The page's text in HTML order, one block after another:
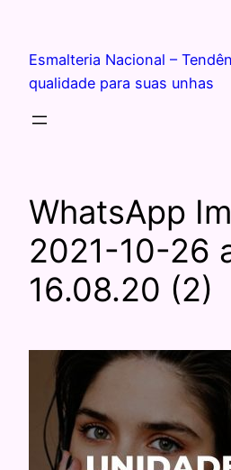
Esmalteria Nacional –
qualidade para suas unhas
WhatsApp
2021-10-26
16.08.20 (2)